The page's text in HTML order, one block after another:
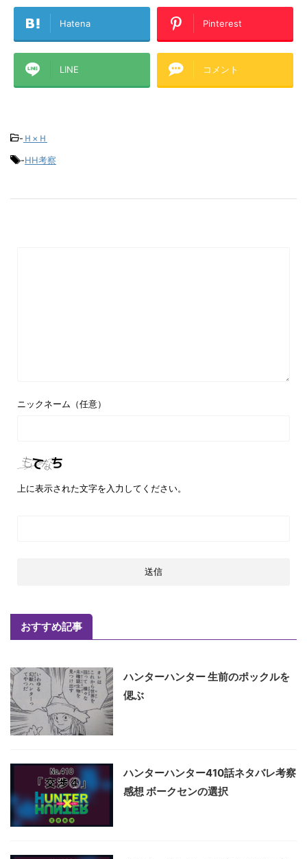
Hatena Pinterest
LINE コメント
- Ｈ×Ｈ
-HH考察
ニックネーム（任意）
上に表示された文字を入力してください。
おすすめ記事
ハンターハンター 生前のポックルを
偲ぶ
ハンターハンター410話ネタバレ考察
感想 ボークセンの選択